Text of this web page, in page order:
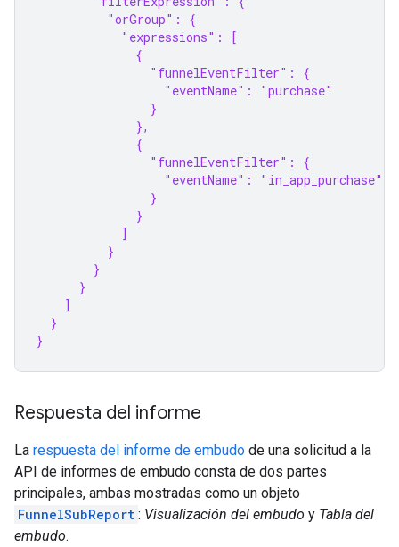
          "orGroup": {
            "expressions": [
              {
                "funnelEventFilter": {
                  "eventName": "purchase"
                }
              },
              {
                "funnelEventFilter": {
                  "eventName": "in_app_purchase"
                }
              }
            ]
          }
        }
      }
    ]
  }
}
Respuesta del informe
La respuesta del informe de embudo de una solicitud a la
API de informes de embudo consta de dos partes
principales, ambas mostradas como un objeto
FunnelSubReport : Visualización del embudo y Tabla del
embudo.